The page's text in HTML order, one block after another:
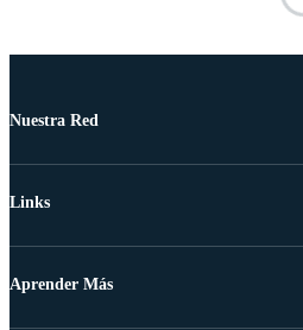
Nuestra Red
Links
Aprender Más